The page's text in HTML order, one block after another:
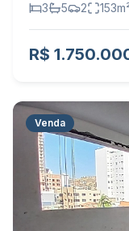
3 5 2 153
R$
Venda